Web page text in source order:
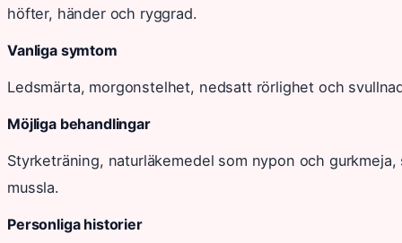
höfter, händer och ryggrad.
Vanliga symtom
Ledsmärta, morgonstelhet, nedsatt rörlighet och
Möjliga behandlingar
Styrketräning, naturläkemedel som nypon och
mussla.
Personliga historier